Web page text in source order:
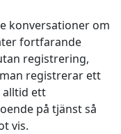
konversationer om
fortfarande
registrering,
registrerar ett
alltid ett
på tjänst så
vis.